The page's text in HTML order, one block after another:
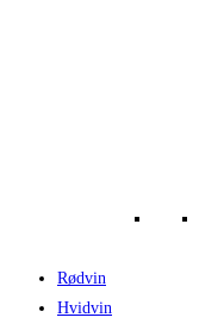
Rødvin
Hvidvin